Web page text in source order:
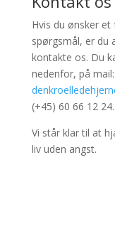
Hvis du ønsker
spørgsmål, er du
kontakte os. Du
nedenfor, på mail:
(+45) 60 66 12 24.
Vi står klar til at
liv uden angst.